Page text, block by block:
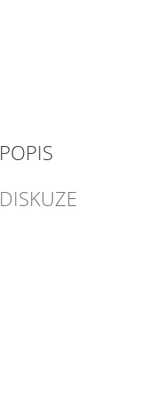
POPIS
DISKUZE